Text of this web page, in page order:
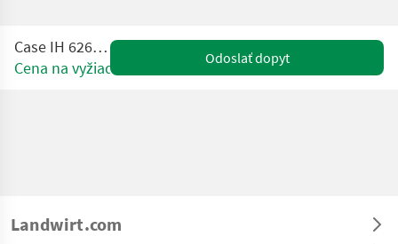
Case IH 626 Farmlift
Cena na vyžiadanie
Odoslať dopyt
Landwirt.com